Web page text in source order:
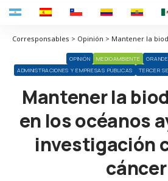
OPINIÓN MEDIOAMBIENTE
ADMINISTRACIONES Y EMPRESAS PÚBLICAS
TERCER
Mantener la
en los océanos
investigación
cáncer